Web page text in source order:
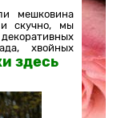
мешковина
и скучно, мы
хвойных
здесь